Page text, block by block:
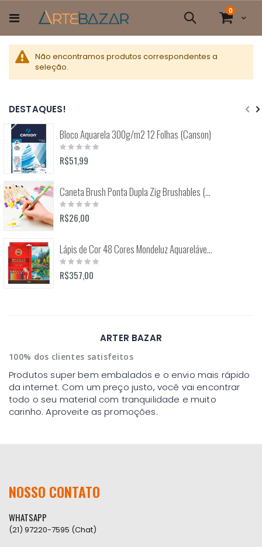
para
o
conteúdo
Cart
0itens
Pesquisa
Não encontramos produtos correspondentes a
seleção.
DESTAQUES!
Bloco Aquarela 300g/m2 12 Folhas (Canson)
Rating:
0%
R$51,99
Caneta Brush Ponta Dupla Zig Brushables (Kuretake)
Rating:
0%
R$26,00
Lápis de Cor 48 Cores Mondeluz Aquarelável (Koh-I-Noor)
Rating:
0%
R$357,00
ARTER BAZAR
100% dos clientes satisfeitos
Produtos super bem embalados e o envio mais rápido
da internet. Com um preço justo, você vai encontrar
todo o seu material com tranquilidade e muito
carinho. Aproveite as promoções.
NOSSO CONTATO
WHATSAPP
(21) 97220-7595 (Chat)